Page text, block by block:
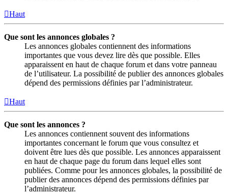
Haut
Que sont les annonces globales ?
Les annonces globales contiennent des informations
importantes que vous devez lire dès que possible. Elles
apparaissent en haut de chaque forum et dans votre panneau
de l’utilisateur. La possibilité de publier des annonces globales
dépend des permissions définies par l’administrateur.
Haut
Que sont les annonces ?
Les annonces contiennent souvent des informations
importantes concernant le forum que vous consultez et
doivent être lues dès que possible. Les annonces apparaissent
en haut de chaque page du forum dans lequel elles sont
publiées. Comme pour les annonces globales, la possibilité de
publier des annonces dépend des permissions définies par
l’administrateur.